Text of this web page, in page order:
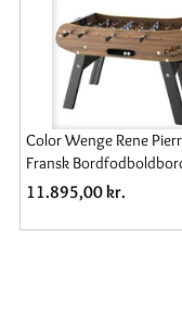
Color Wenge Rene
Fransk
11.895,00 kr.